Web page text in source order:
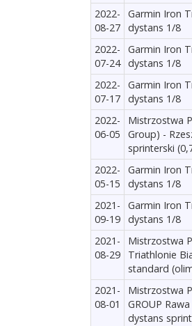
2022-
08-27
Garmin Iron
dystans 1/8
2022-
07-24
Garmin Iron
dystans 1/8
2022-
07-17
Garmin Iron
dystans 1/8
2022-
06-05
Mistrzostwa
Group) -
sprinterski
2022-
05-15
Garmin Iron
dystans 1/8
2021-
09-19
Garmin Iron
dystans 1/8
2021-
08-29
Mistrzostwa
Triathlonie
standard
2021-
08-01
Mistrzostwa
GROUP
dystans